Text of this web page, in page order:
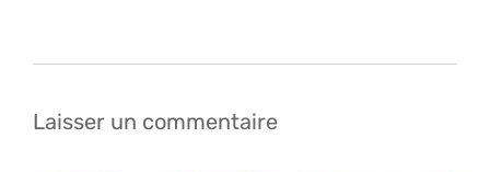
Laisser un commentaire